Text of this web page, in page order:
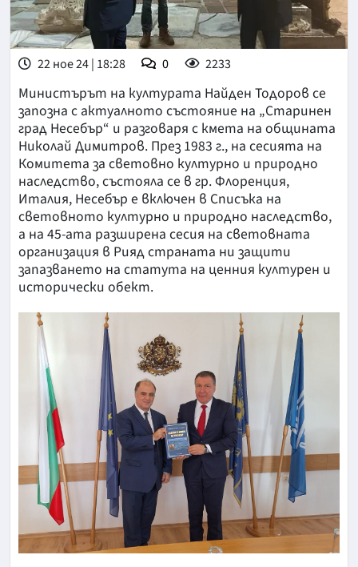
22 ное 24 | 18:28 0 2233
Министърът на културата Найден Тодоров се
запозна с актуалното състояние на „Старинен
град Несебър“ и разговаря с кмета на общината
Николай Димитров. През 1983 г., на сесията на
Комитета за световно културно и природно
наследство, състояла се в гр. Флоренция,
Италия, Несебър е включен в Списъка на
световното културно и природно наследство,
а на 45-ата разширена сесия на световната
организация в Рияд страната ни защити
запазването на статута на ценния културен и
исторически обект.